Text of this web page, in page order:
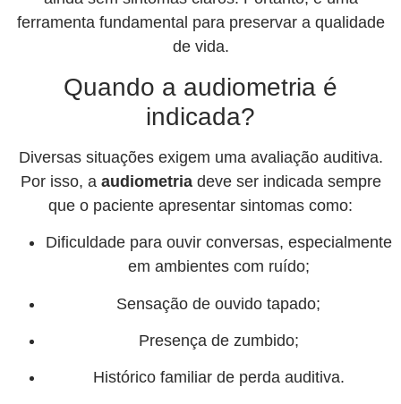
ferramenta fundamental para preservar a qualidade
de vida.
Quando a audiometria é
indicada?
Diversas situações exigem uma avaliação auditiva.
Por isso, a audiometriadeve ser indicada sempre
que o paciente apresentar sintomas como:
Dificuldade para ouvir conversas, especialmente
em ambientes com ruído;
Sensação de ouvido tapado;
Presença de zumbido;
Histórico familiar de perda auditiva.